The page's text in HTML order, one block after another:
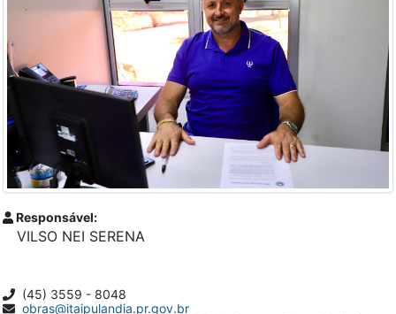
Responsável:
VILSO NEI SERENA
(45) 3559 - 8048
obras@itaipulandia.pr.gov.br